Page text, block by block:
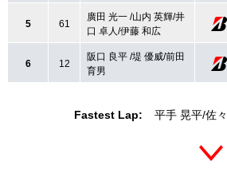
Fastest Lap:
平手 晃平 佐
5 61
廣田 光一 /山内 英輝/井
口 卓人/伊藤 和広
6 12
阪口 良平 /堤 優威/前田
育男